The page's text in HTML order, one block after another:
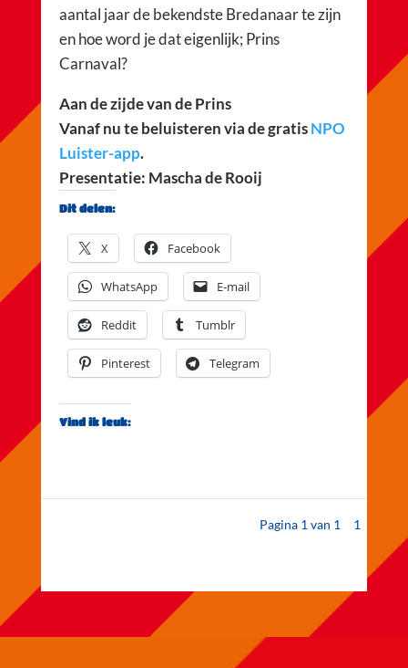
aantal jaar de bekendste Bredanaar te zijn
en hoe word je dat eigenlijk; Prins
Carnaval?
Aan de zijde van de Prins
Vanaf nu te beluisteren via de gratisNPO
Luister-app.
Presentatie: Mascha de Rooij
Dit delen:
X Facebook
WhatsApp E-mail
Reddit Tumblr
Pinterest Telegram
Vind ik leuk:
Pagina 1 van 1 1